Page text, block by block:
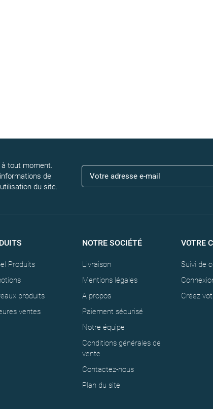
tout moment.
de
du site.
Produits
produits
ventes
NOTRE SOCIÉTÉ
Livraison
Mentions légales
A propos
Paiement sécurisé
Notre équipe
Conditions générales de
vente
Contactez-nous
Plan du site
VOTRE
Suivi de
Créez